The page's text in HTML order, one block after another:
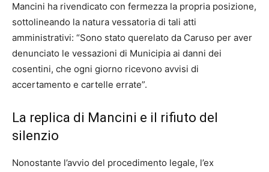
Mancini ha rivendicato con fermezza la propria posizione,
sottolineando la natura vessatoria di tali atti
amministrativi: “Sono stato querelato da Caruso per aver
denunciato le vessazioni di Municipia ai danni dei
cosentini, che ogni giorno ricevono avvisi di
accertamento e cartelle errate”.
La replica di Mancini e il rifiuto del
silenzio
Nonostante l’avvio del procedimento legale, l’ex